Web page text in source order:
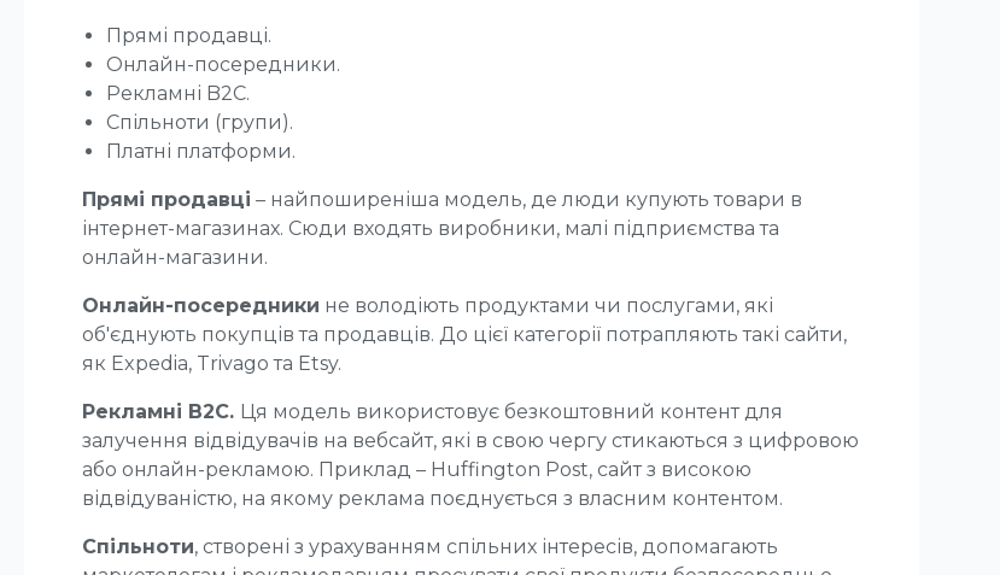
Прямі продавці.
Онлайн-посередники.
Рекламні B2C.
Спільноти (групи).
Платні платформи.
Прямі продавці – найпоширеніша модель, де люди купують товари в
інтернет-магазинах. Сюди входять виробники, малі підприємства та
онлайн-магазини.
Онлайн-посередники не володіють продуктами чи послугами, які
об'єднують покупців та продавців. До цієї категорії потрапляють такі сайти,
як Expedia, Trivago та Etsy.
Рекламні B2C. Ця модель використовує безкоштовний контент для
залучення відвідувачів на вебсайт, які в свою чергу стикаються з цифровою
або онлайн-рекламою. Приклад – Huffington Post, сайт з високою
відвідуваністю, на якому реклама поєднується з власним контентом.
Спільноти, створені з урахуванням спільних інтересів, допомагають